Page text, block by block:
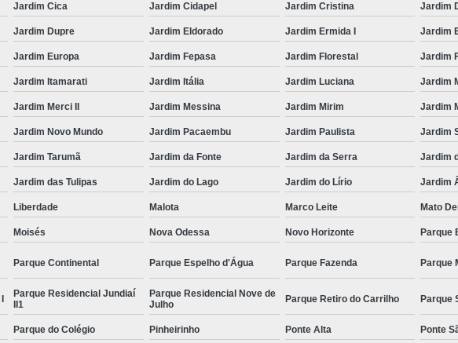
Jardim Cica Jardim Cidapel Jardim Cristina Jardim
Jardim Dupre Jardim Eldorado Jardim Ermida I Jardim
Jardim Europa Jardim Fepasa Jardim Florestal Jardim
Jardim Itamarati Jardim Itália Jardim Luciana Jardim
Jardim Merci II Jardim Messina Jardim Mirim Jardim
Jardim Novo Mundo Jardim Pacaembu Jardim Paulista Jardim
Jardim Tarumã Jardim da Fonte Jardim da Serra Jardim
Jardim das Tulipas Jardim do Lago Jardim do Lírio Jardim
Liberdade Malota Marco Leite Mato
Moisés Nova Odessa Novo Horizonte Parque
Parque Continental Parque Espelho d'Água Parque Fazenda Parque
Parque Residencial Jundiaí
II1
Parque Residencial Nove de
Julho
Parque Retiro do Carrilho Parque
Parque do Colégio Pinheirinho Ponte Alta Ponte